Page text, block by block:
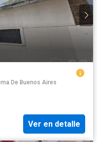
De Buenos Aires
Ver en detalle